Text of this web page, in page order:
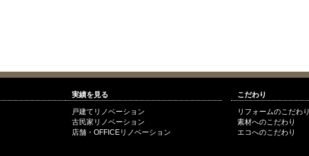
実績を見る
戸建てリノベーション
古民家リノベーション
店舗・OFFICEリノベーション
こだわり
リフォームのこだわり
素材へのこだわり
エコへのこだわり